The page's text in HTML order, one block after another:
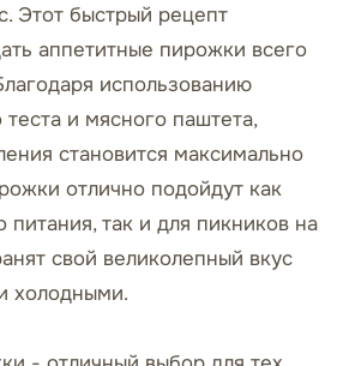
Этот быстрый рецепт
аппетитные пирожки всего
использованию
теста и мясного паштета,
становится максимально
отлично подойдут как
питания, так и для пикников на
свой великолепный вкус
холодными.